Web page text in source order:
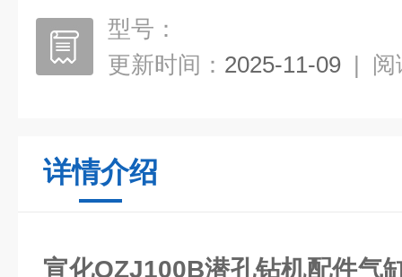
型号：
更新时间： 2025-11-09 | 阅
详情介绍
宣化QZJ100B潜孔钻机配件气